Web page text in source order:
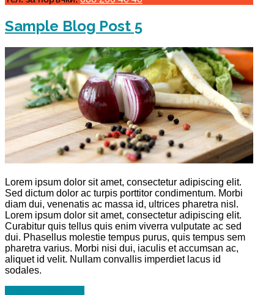
Sample Blog Post 5
Lorem ipsum dolor sit amet, consectetur adipiscing elit.
Sed dictum dolor ac turpis porttitor condimentum. Morbi
diam dui, venenatis ac massa id, ultrices pharetra nisl.
Lorem ipsum dolor sit amet, consectetur adipiscing elit.
Curabitur quis tellus quis enim viverra vulputate ac sed
dui. Phasellus molestie tempus purus, quis tempus sem
pharetra varius. Morbi nisi dui, iaculis et accumsan ac,
aliquet id velit. Nullam convallis imperdiet lacus id
sodales.